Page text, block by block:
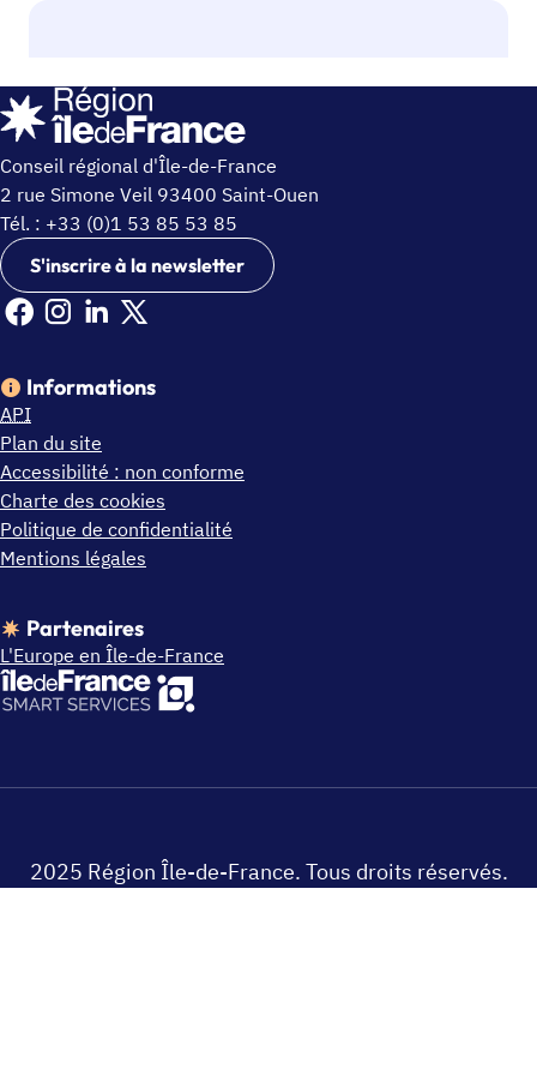
Conseil régional d'Île-de-France
2 rue Simone Veil 93400 Saint-Ouen
Tél. : +33 (0)1 53 85 53 85
S'inscrire à la newsletter
Facebook Ile de France (nouvelle fenêtre)
Instagram Ile de France (nouvelle fenêtre)
Linkedin Ile de France (nouvelle fenêtre)
X Ile de France (nouvelle fenêtre)
Informations
API
Plan du site
Accessibilité : non conforme
Charte des cookies
Politique de confidentialité
Mentions légales
Partenaires
L'Europe en Île-de-France
2025 Région Île-de-France. Tous droits réservés.